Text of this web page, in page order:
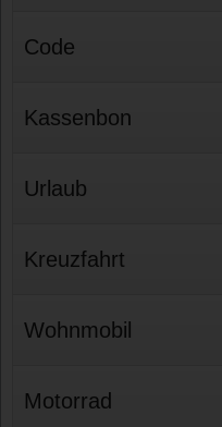
Code
Kassenbon
Urlaub
Kreuzfahrt
Wohnmobil
Motorrad